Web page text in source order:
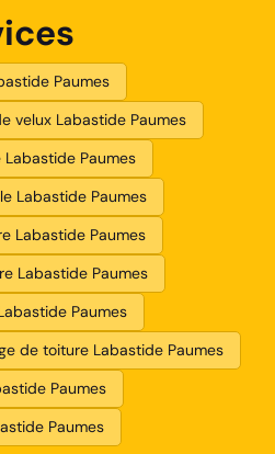
Paumes
velux Labastide Paumes
Paumes
Labastide Paumes
Labastide Paumes
Labastide Paumes
Paumes
de toiture Labastide Paumes
Paumes
Paumes